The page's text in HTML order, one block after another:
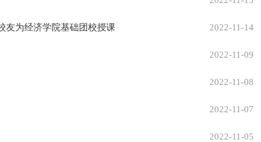
友为经济学院基础团校授课 2022-11-14
2022-11-09
2022-11-08
2022-11-07
2022-11-05